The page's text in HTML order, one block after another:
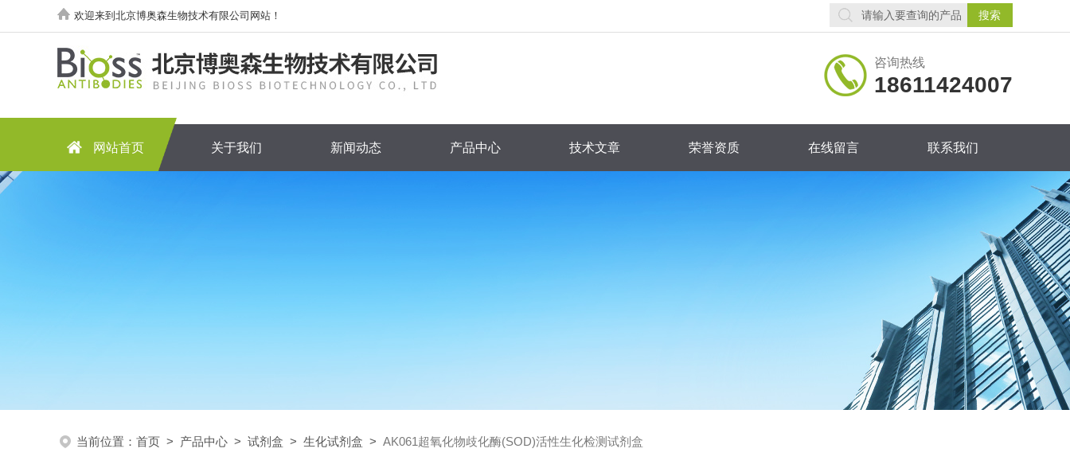
欢迎来到北京博奥森生物技术有限公司网站！
咨询热线
18611424007
网站首页 关于我们 新闻动态 产品中心 技术文章 荣誉资质 在线留言 联系我们
当前位置： 首页 > 产品中心 > 试剂盒 > 生化试剂盒 > AK061超氧化物歧化酶(SOD)活性生化检测试剂盒